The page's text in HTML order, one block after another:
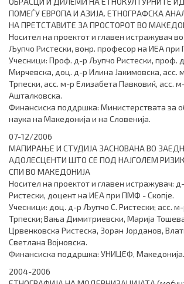
ПОМЕЃУ ЕВРОПА И АЗИЈА. ЕТНОГРАФСКА
НА ПРЕТСТАВИТЕ ЗА ПРОСТОРОТ ВО
Носител на проектот и главен истражувач
Љупчо Ристески, вонр. професор на ИЕА при
Учесници: Проф. д-р Љупчо Ристески, проф.
Мирчевска, доц. д-р Илина Јакимовска, асс.
Трпески, асс. м-р Елизабета Павковиќ, асс.
Ашталковска.
Финансиска поддршка: Министерствата за
наука на Македонија и на Словенија.
07-12/2006
МАПИРАЊЕ И СТУДИЈА ЗАСНОВАНА ВО
АДОЛЕСЦЕНТИ ШТО СЕ ПОД НАЈГОЛЕМ
СПИ ВО МАКЕДОНИЈА
Носител на проектот и главен истражувач:
Ристески, доцент на ИЕА при ПМФ - Скопје.
Учесници: доц. д-р Љупчо С. Ристески; асс.
Трпески; Вања Димитриевски, Марија
Црвенковска Ристеска, Зоран Јорданов,
Светлана Војновска.
Финансиска поддршка: УНИЦЕФ, Македонија.
2004-2006